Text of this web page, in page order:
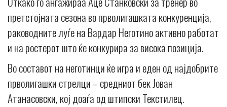
претстојната сезона во прволигашката конкуренција,
раководните луѓе на Вардар Неготино активно работат
и на ростерот што ќе конкурира за висока позиција.
Во составот на неготинци ќе игра и еден од најдобрите
прволигашки стрелци – средниот бек Јован
Атанасовски, кој доаѓа од штипски Текстилец.